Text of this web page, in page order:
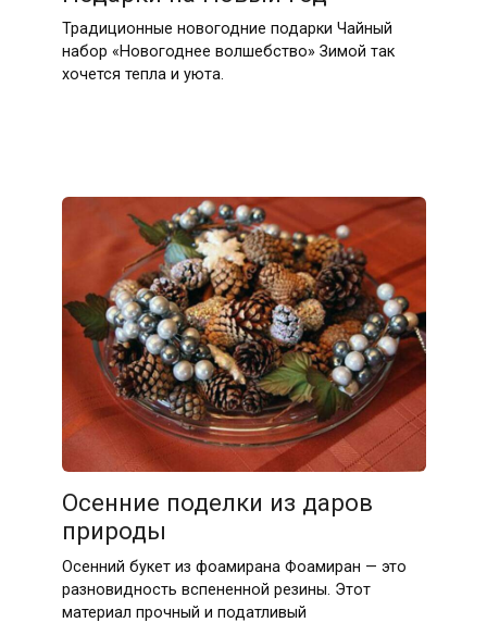
Традиционные новогодние подарки Чайный
набор «Новогоднее волшебство» Зимой так
хочется тепла и уюта.
Осенние поделки из даров
природы
Осенний букет из фоамирана Фоамиран — это
разновидность вспененной резины. Этот
материал прочный и податливый